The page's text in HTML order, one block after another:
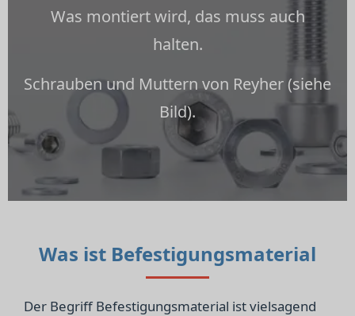
Was montiert wird, das muss auch
halten.
Schrauben und Muttern von Reyher (siehe
Bild).
Was ist Befestigungsmaterial
Der Begriff Befestigungsmaterial ist vielsagend